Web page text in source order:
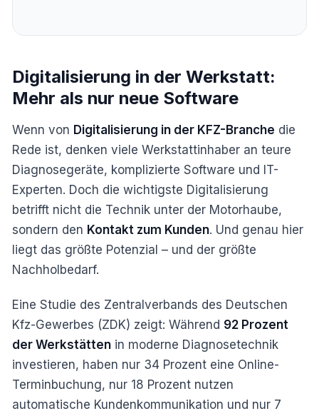
Digitalisierung in der Werkstatt:
Mehr als nur neue Software
Wenn von Digitalisierung in der KFZ-Branche die
Rede ist, denken viele Werkstattinhaber an teure
Diagnosegeräte, komplizierte Software und IT-
Experten. Doch die wichtigste Digitalisierung
betrifft nicht die Technik unter der Motorhaube,
sondern den Kontakt zum Kunden. Und genau hier
liegt das größte Potenzial – und der größte
Nachholbedarf.
Eine Studie des Zentralverbands des Deutschen
Kfz-Gewerbes (ZDK) zeigt: Während 92 Prozent
der Werkstätten in moderne Diagnosetechnik
investieren, haben nur 34 Prozent eine Online-
Terminbuchung, nur 18 Prozent nutzen
automatische Kundenkommunikation und nur 7